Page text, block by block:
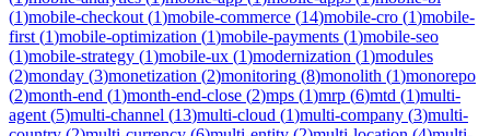
(1)mobile-checkout (1)mobile-commerce (14)mobile-cro (1)mobile-
first (1)mobile-optimization (1)mobile-payments (1)mobile-seo
(1)mobile-strategy (1)mobile-ux (1)modernization (1)modules
(2)monday (3)monetization (2)monitoring (8)monolith (1)monorepo
(2)month-end (1)month-end-close (2)mps (1)mrp (6)mtd (1)multi-
agent (5)multi-channel (13)multi-cloud (1)multi-company (3)multi-